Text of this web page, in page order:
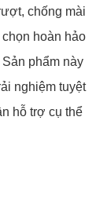
chống mài
hoàn hảo
phẩm này
nghiệm tuyệt
hỗ trợ cụ thể